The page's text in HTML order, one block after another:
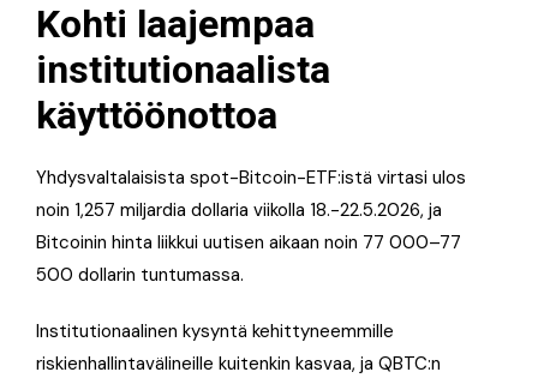
Kohti laajempaa
institutionaalista
käyttöönottoa
Yhdysvaltalaisista spot-Bitcoin-ETF:istä virtasi ulos
noin 1,257 miljardia dollaria viikolla 18.-22.5.2026, ja
Bitcoinin hinta liikkui uutisen aikaan noin 77 000–77
500 dollarin tuntumassa.
Institutionaalinen kysyntä kehittyneemmille
riskienhallintavälineille kuitenkin kasvaa, ja QBTC:n